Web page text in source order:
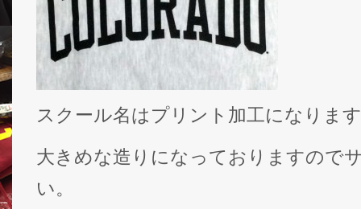
スクール名はプリント加工になりま
大きめな造りになっておりますので
い。